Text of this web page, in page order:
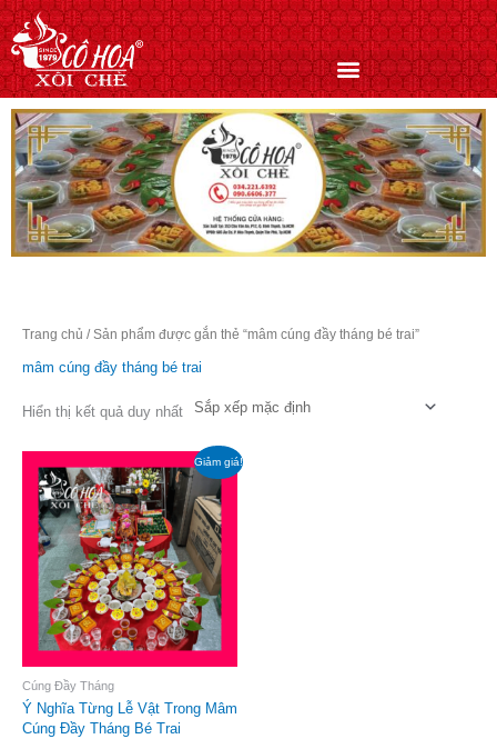
Nhảy
tới
nội
dung
Trang chủ / Sản phẩm được gắn thẻ “mâm cúng đầy tháng bé trai”
mâm cúng đầy tháng bé trai
Hiển thị kết quả duy nhất
Giảm giá!
Cúng Đầy Tháng
Ý Nghĩa Từng Lễ Vật Trong Mâm
Cúng Đầy Tháng Bé Trai
gốc
là:
₫ 4.354.000.
hiện
tại
là:
₫ 3.990.000.